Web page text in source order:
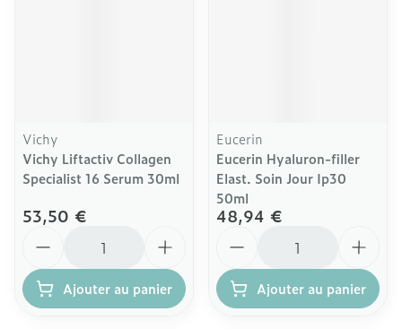
Vichy
Vichy Liftactiv Collagen
Specialist 16 Serum 30ml
53,50 €
Ajouter au panier
Eucerin
Eucerin Hyaluron-filler
Elast. Soin Jour Ip30
50ml
48,94 €
Ajouter au panier